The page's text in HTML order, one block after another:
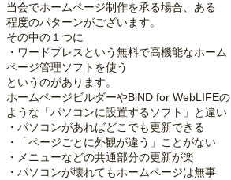
当会でホームページ制作を承る場合、ある
程度のパターンがございます。
その中の１つに
・ワードプレスという無料で高機能なホーム
ページ管理ソフトを使う
というのがあります。
ホームページビルダーやBiND for WebLIFEの
ような「パソコンに設置するソフト」と違い
・パソコンがあればどこでも更新できる
・「ページごとに外観が違う」ことがない
・メニューなどの共通部分の更新が楽
・パソコンが壊れてもホームページは無事